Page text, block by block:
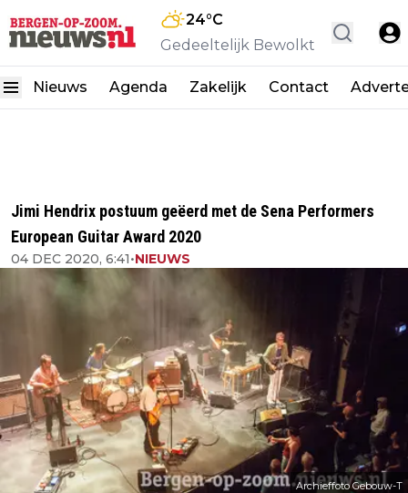
24°C
Gedeeltelijk Bewolkt
Nieuws Agenda Zakelijk Contact
Jimi Hendrix postuum geëerd met de Sena Performers
European Guitar Award 2020
04 DEC 2020, 6:41•NIEUWS
Archieffoto Gebouw-T